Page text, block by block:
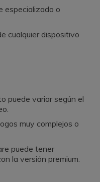
especializado o
cualquier dispositivo
puede variar según el
muy complejos o
puede tener
la versión premium.